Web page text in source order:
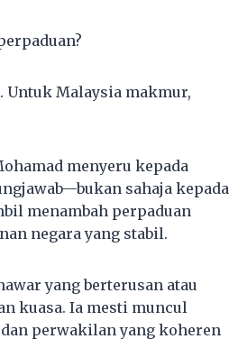
Untuk Malaysia makmur,
menyeru kepada
sahaja kepada
menambah perpaduan
negara yang stabil.
yang berterusan atau
kuasa. Ia mesti muncul
perwakilan yang koheren